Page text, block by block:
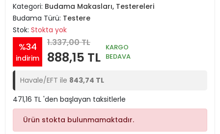
Kategori: Budama Makasları, Testereleri
Budama Türü: Testere
Stok: Stokta yok
%34
indirim
1.337,00 TL
888,15 TL
KARGO
BEDAVA
Havale/EFT ile 843,74 TL
471,16 TL 'den başlayan taksitlerle
Ürün stokta bulunmamaktadır.